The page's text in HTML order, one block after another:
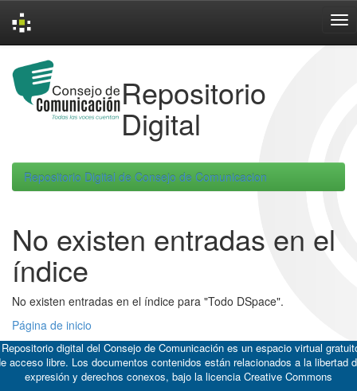
navigation
Repositorio
Digital
Repositorio Digital de Consejo de Comunicacion
No existen entradas en el
índice
No existen entradas en el índice para "Todo DSpace".
Página de inicio
digital del Consejo de Comunicación es un espacio virtual
acceso libre. Los documentos contenidos están relacionados a la libertad
expresión y derechos conexos, bajo la licencia Creative Commons